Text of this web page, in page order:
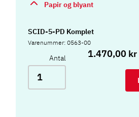
Papir og blyant
SCID-5-PD Komplet
Varenummer: 0563-00
Antal 1.470,00 kr